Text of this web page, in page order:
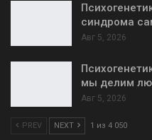
синдрома
Авг 5, 2026
мы делим
Авг 5, 2026
PREV NEXT 1 из 4 050